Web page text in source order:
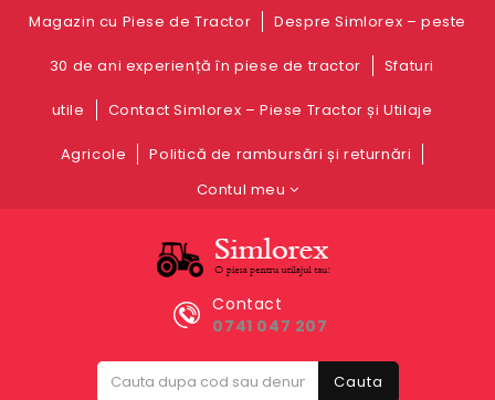
Magazin cu Piese de Tractor Despre Simlorex – peste
30 de ani experiență în piese de tractor Sfaturi
utile Contact Simlorex – Piese Tractor și Utilaje
Agricole
Politică de rambursări și returnări
Contul meu
Contact
0741 047 207
Cauta